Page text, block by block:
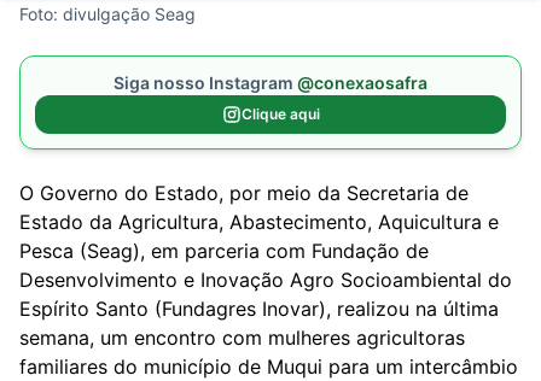
Foto: divulgação Seag
Siga nosso Instagram @conexaosafra
Clique aqui
O Governo do Estado, por meio da Secretaria de
Estado da Agricultura, Abastecimento, Aquicultura e
Pesca (Seag), em parceria com Fundação de
Desenvolvimento e Inovação Agro Socioambiental do
Espírito Santo (Fundagres Inovar), realizou na última
semana, um encontro com mulheres agricultoras
familiares do município de Muqui para um intercâmbio